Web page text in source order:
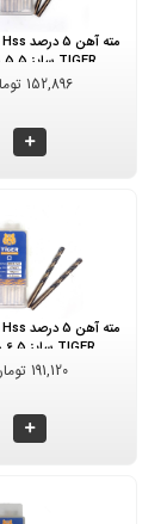
TIGER سایز 5.5 میلیمتر
152,896 تومان
TIGER سایز 6.5 میلیمتر
191,120 تومان